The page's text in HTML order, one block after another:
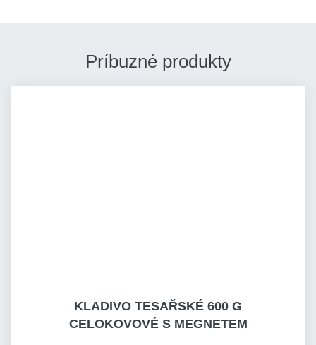
Príbuzné produkty
KLADIVO TESAŘSKÉ 600 G
CELOKOVOVÉ S MEGNETEM